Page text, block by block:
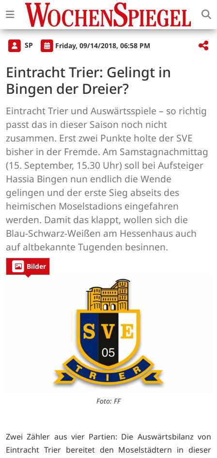
SP Friday, 09/14/2018, 06:58 PM
Eintracht Trier: Gelingt in
Bingen der Dreier?
Eintracht Trier und Auswärtsspiele – so richtig
passt das in dieser Saison noch nicht
zusammen. Erst zwei Punkte holte der SVE
bisher in der Fremde. Am Samstagnachmittag
(15. September, 15.30 Uhr) soll bei Aufsteiger
Hassia Bingen nun endlich die Wende
gelingen und der erste Sieg abseits des
heimischen Moselstadions eingefahren
werden. Damit das klappt, wollen sich die
Blau-Schwarz-Weißen am Hessenhaus auch
auf altbekannte Tugenden besinnen.
Bilder
Foto: FF
Zwei Zähler aus vier Partien: Die Auswärtsbilanz von
Eintracht Trier bereitet den Moselstädtern in dieser